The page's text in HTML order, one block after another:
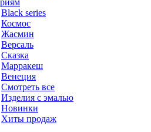
Black series
Космос
Жасмин
Версаль
Сказка
Марракеш
Венеция
Смотреть все
Изделия с эмалью
Новинки
Хиты продаж